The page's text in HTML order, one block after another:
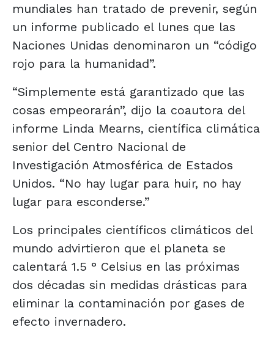
mundiales han tratado de prevenir, según
un informe publicado el lunes que las
Naciones Unidas denominaron un “código
rojo para la humanidad”.
“Simplemente está garantizado que las
cosas empeorarán”, dijo la coautora del
informe Linda Mearns, científica climática
senior del Centro Nacional de
Investigación Atmosférica de Estados
Unidos. “No hay lugar para huir, no hay
lugar para esconderse.”
Los principales científicos climáticos del
mundo advirtieron que el planeta se
calentará 1.5 ° Celsius en las próximas
dos décadas sin medidas drásticas para
eliminar la contaminación por gases de
efecto invernadero.